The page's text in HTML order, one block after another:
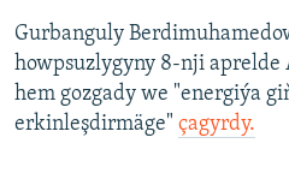
Gurbanguly
howpsuzlygyny 8-nji aprelde
hem gozgady we "energiýa
erkinleşdirmäge" çagyrdy.